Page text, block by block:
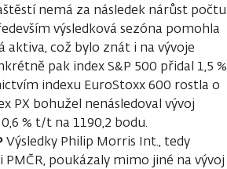
nemá za následek nárůst počtu
výsledková sezóna pomohla
což bylo znát i na vývoje
pak index S&P 500 přidal 1,5 %
indexu EuroStoxx 600 rostla o
PX bohužel nenásledoval vývoj
% t/t na 1190,2 bodu.
Výsledky Philip Morris Int., tedy
poukázaly mimo jiné na vývoj